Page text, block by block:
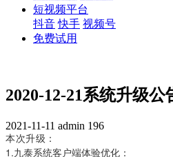
短视频平台
抖音 快手 视频号
免费试用
2020-12-21系统升级公
2021-11-11 admin 196
本次升级 ：
1 .九泰系统客户端体验优化 ：